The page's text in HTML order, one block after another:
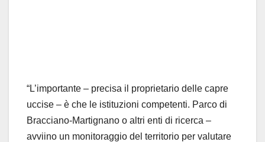
“L’importante – precisa il proprietario delle capre
uccise – è che le istituzioni competenti. Parco di
Bracciano-Martignano o altri enti di ricerca –
avviino un monitoraggio del territorio per valutare